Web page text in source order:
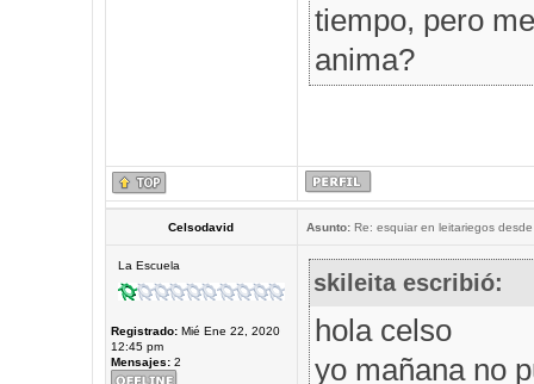
tiempo, pero
anima?
Celsodavid Asunto:Re: esquiar en leitariegos
La Escuela
Registrado:Mié Ene 22, 2020
12:45 pm
Mensajes:2
skileita escribió:
hola celso
yo mañana no